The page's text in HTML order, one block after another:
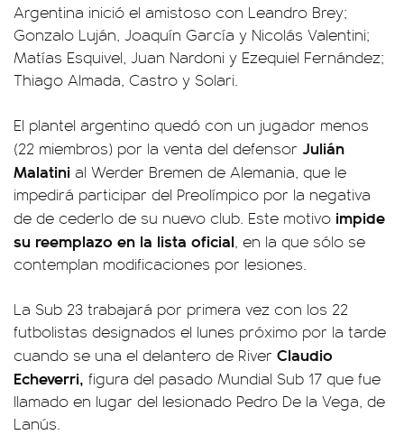
Argentina inició el amistoso con Leandro Brey;
Gonzalo Luján, Joaquín García y Nicolás Valentini;
Matías Esquivel, Juan Nardoni y Ezequiel Fernández;
Thiago Almada, Castro y Solari.
El plantel argentino quedó con un jugador menos
(22 miembros) por la venta del defensor Julián
Malatini al Werder Bremen de Alemania, que le
impedirá participar del Preolímpico por la negativa
de de cederlo de su nuevo club. Este motivo impide
su reemplazo en la lista oficial, en la que sólo se
contemplan modificaciones por lesiones.
La Sub 23 trabajará por primera vez con los 22
futbolistas designados el lunes próximo por la tarde
cuando se una el delantero de River Claudio
Echeverri, figura del pasado Mundial Sub 17 que fue
llamado en lugar del lesionado Pedro De la Vega, de
Lanús.